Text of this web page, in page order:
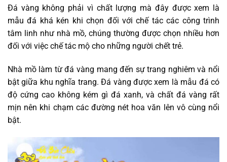
Đá vàng không phải vì chất lượng mà đây được xem là
mẫu đá khá kén khi chọn đối với chế tác các công trình
tâm linh như nhà mồ, chúng thường được chọn nhiều hơn
đối với việc chế tác mộ cho những người chết trẻ.
Nhà mồ làm từ đá vàng mang đến sự trang nghiêm và nổi
bật giữa khu nghĩa trang. Đá vàng được xem là mẫu đá có
độ cứng cao không kém gì đá xanh, và chất đá vàng rất
mịn nên khi chạm các đường nét hoa văn lên vô cùng nổi
bật.